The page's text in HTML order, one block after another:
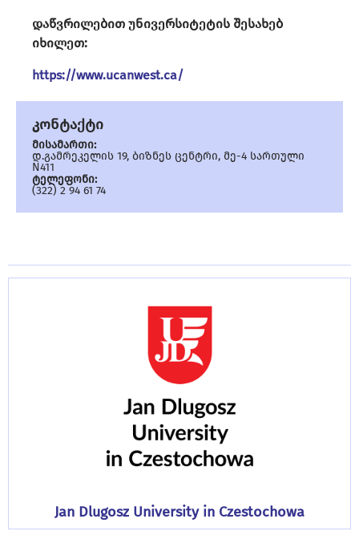
დაწვრილებით უნივერსიტეტის შესახებ
იხილეთ:
https://www.ucanwest.ca/
კონტაქტი
მისამართი:
დ.გამრეკელის 19, ბიზნეს ცენტრი, მე-4 სართული
N411
ტელეფონი:
(322) 2 94 61 74
Jan Dlugosz University in Czestochowa